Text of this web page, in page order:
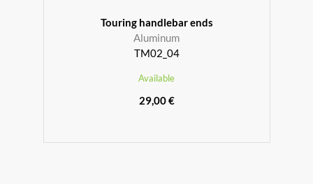
Touring handlebar ends
Aluminum
TM02_04
Available
29,00 €